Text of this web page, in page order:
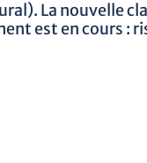
La nouvelle
est en cours :